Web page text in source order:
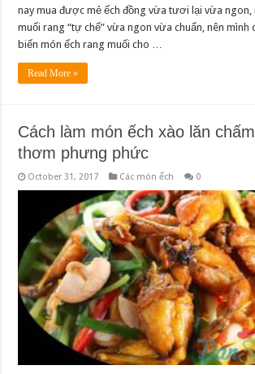
nay mua được mẻ ếch đồng vừa tươi lại vừa ngon,
muối rang “tự chế” vừa ngon vừa chuẩn, nên mình
biến món ếch rang muối cho …
Read More »
Cách làm món ếch xào lăn
thơm phưng phức
October 31, 2017 Các món ếch 0